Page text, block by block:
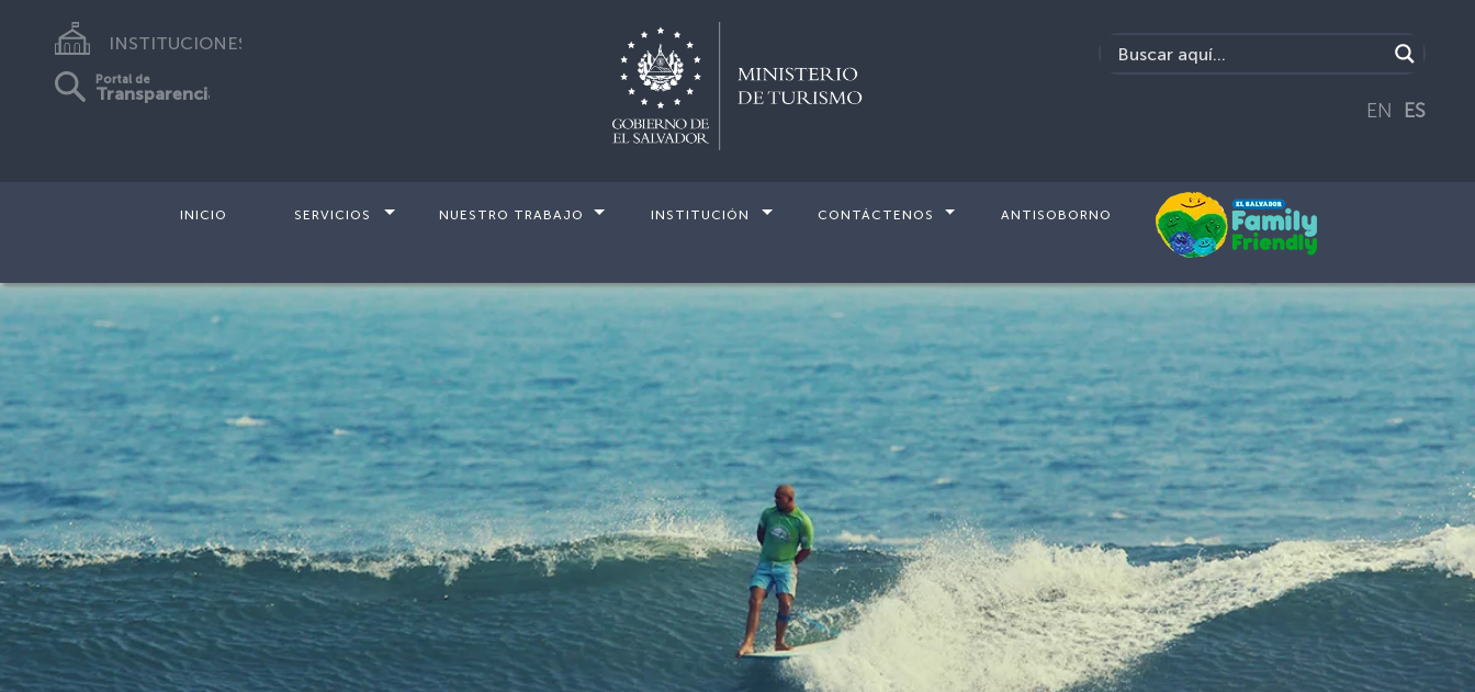
INSTITUCIONES
Portal de
Transparencia
EN ES
INICIO SERVICIOS NUESTRO TRABAJO INSTITUCIÓN CONTÁCTENOS ANTISOBORNO